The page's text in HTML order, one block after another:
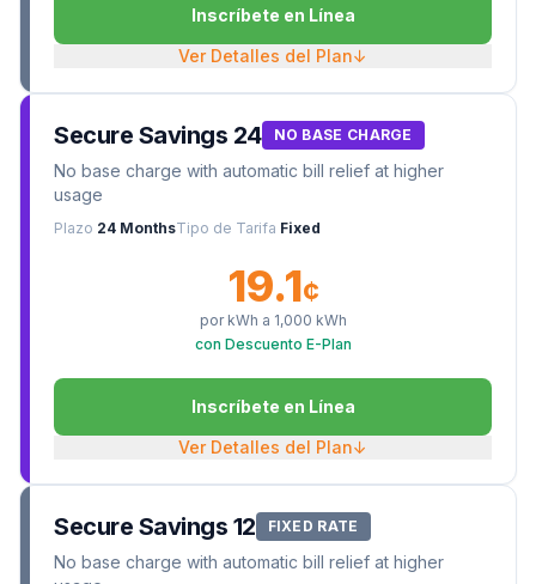
Inscríbete en Línea
Ver Detalles del Plan↓
Secure Savings 24 NO BASE CHARGE
No base charge with automatic bill relief at higher
usage
Plazo 24 MonthsTipo de Tarifa Fixed
19.1¢
por kWh a 1,000 kWh
con Descuento E-Plan
Inscríbete en Línea
Ver Detalles del Plan↓
Secure Savings 12 FIXED RATE
No base charge with automatic bill relief at higher